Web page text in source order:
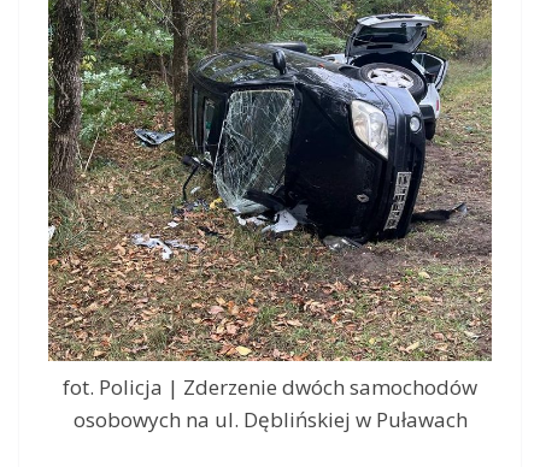
fot. Policja | Zderzenie dwóch samochodów
osobowych na ul. Dęblińskiej w Puławach